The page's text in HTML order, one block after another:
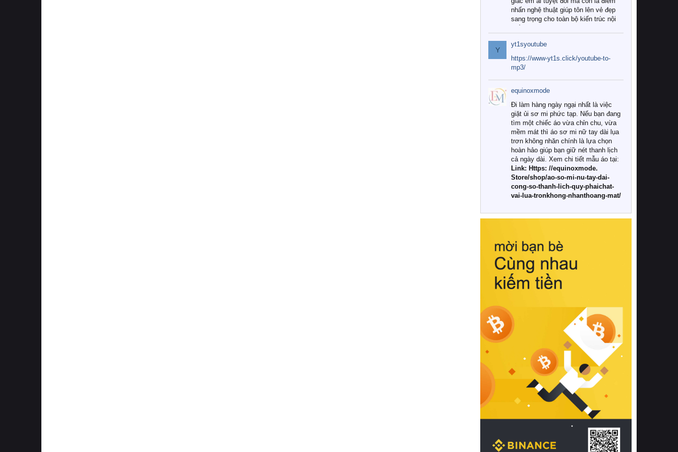
nhấn nghệ thuật giúp tôn lên vẻ đẹp
sang trọng cho toàn bộ kiến trúc nội
Tuy nhiên, giữa thị trường đa dạng
với vô vàn thương hiệu và mẫu mã
như hiện nay, làm thế nào để chọn
được những bộ chăn ga gối đệm cao
cấp thực sự chất lượng, phù hợp với
khí hậu và nhu cầu sử dụng của gia
đình? Hãy cùng chúng tôi đi tìm lời
giải đáp chi tiết qua bài viết dưới đây.
1. Tại sao các gia đình hiện đại lại ưa
chuộng chăn ga gối đệm cao cấp?
Khác với các dòng sản phẩm thông
thường, những bộ chăn ga gối đệm
cao cấp trải qua quy trình sản xuất
nghiêm ngặt từ khâu chọn lọc nguyên
liệu tự nhiên đến công nghệ dệt
nhuộm hiện đại không chứa hóa chất
này, bạn sẽ cảm nhận rõ rệt sự khác
hồi chuẩn xác của phần đệm nâng đỡ
cột sống.
Bên cạnh đó, việc lựa chọn các dòng
sản phẩm đạt chuẩn chất lượng quốc
tế còn giúp ngăn ngừa tình trạng kích
khuẩn và nấm mốc trong điều kiện
thời tiết nóng ẩm. Bạn có thể tìm hiểu
thêm các nghiên cứu khoa học về tác
động của giấc ngủ và môi trường
phòng ngủ đối với sức khỏe con
người tại Sleep Foundation (External
Link) để có cái nhìn toàn diện hơn.
2. Các tiêu chí vàng khi lựa chọn
chăn ga gối đệm cao cấp cho phòng
ngủ
Để sở hữu một bộ chăn ga gối đệm
cao cấp hoàn hảo cả về thẩm mỹ lẫn
công năng, người tiêu dùng cần cân
nhắc kỹ lưỡng các tiêu chí quan trọng
Y
yt1syoutube
https://www-yt1s.click/youtube-to-
mp3/
equinoxmode
Đi làm hàng ngày ngại nhất là việc
giặt ủi sơ mi phức tạp. Nếu bạn đang
tìm một chiếc áo vừa chỉn chu, vừa
mềm mát thì áo sơ mi nữ tay dài lụa
trơn không nhăn chính là lựa chọn
hoàn hảo giúp bạn giữ nét thanh lịch
cả ngày dài. Xem chi tiết mẫu áo tại:
Link: Https: //equinoxmode.
Store/shop/ao-so-mi-nu-tay-dai-
cong-so-thanh-lich-quy-phaichat-
vai-lua-tronkhong-nhanthoang-mat/